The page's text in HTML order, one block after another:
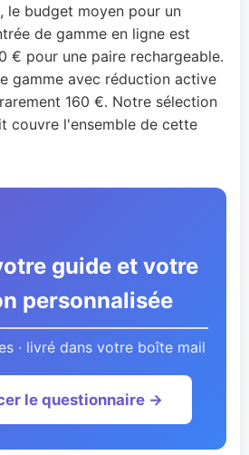
le budget moyen pour un
de gamme en ligne est
€ pour une paire rechargeable.
gamme avec réduction active
160 €. Notre sélection
couvre l'ensemble de cette
guide et votre
personnalisée
· livré dans votre boîte mail
le questionnaire →